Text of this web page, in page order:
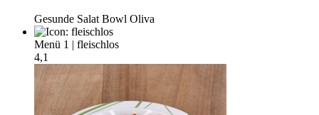
Gesunde Salat Bowl Oliva
Menü 1 | fleischlos
4,1